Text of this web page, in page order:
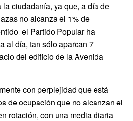
ciudadanía, ya que, a día de
no alcanza el 1% de
el Partido Popular ha
al día, tan sólo aparcan 7
del edificio de la Avenida
con perplejidad que está
de ocupación que no alcanzan el
rotación, con una media diaria